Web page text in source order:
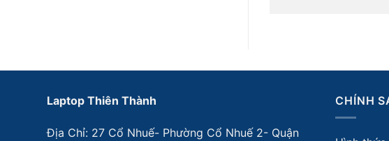
Laptop Thiên Thành
Địa Chỉ: 27 Cổ Nhuế- Phường Cổ Nhuế 2- Quận
CHÍNH